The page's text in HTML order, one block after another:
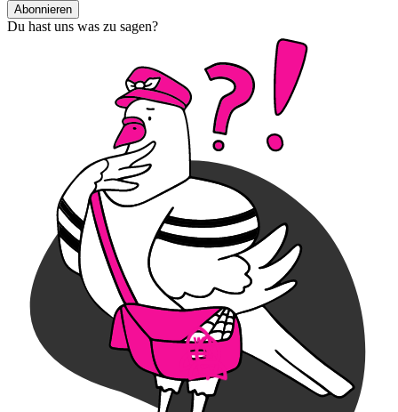
Abonnieren
Du hast uns was zu sagen?